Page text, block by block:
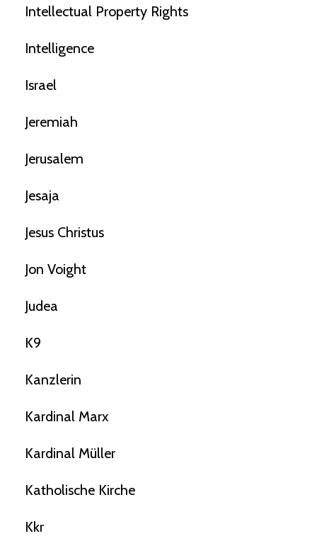
Intellectual Property Rights
Intelligence
Israel
Jeremiah
Jerusalem
Jesaja
Jesus Christus
Jon Voight
Judea
K9
Kanzlerin
Kardinal Marx
Kardinal Müller
Katholische Kirche
Kkr